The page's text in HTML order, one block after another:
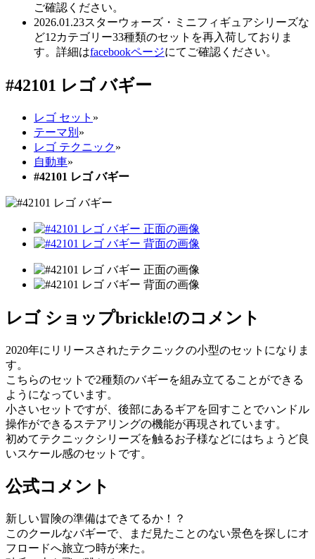
ご確認ください。
2026.01.23スターウォーズ・ミニフィギュアシリーズな
ど12カテゴリー33種類のセットを再入荷しておりま
す。詳細はfacebookページにてご確認ください。
#42101 レゴ バギー
レゴ セット »
テーマ別 »
レゴ テクニック»
自動車»
#42101 レゴ バギー
レゴ ショップbrickle!のコメント
2020年にリリースされたテクニックの小型のセットになりま
す。
こちらのセットで2種類のバギーを組み立てることができる
ようになっています。
小さいセットですが、後部にあるギアを回すことでハンドル
操作ができるステアリングの機能が再現されています。
初めてテクニックシリーズを触るお子様などにはちょうど良
いスケール感のセットです。
公式コメント
新しい冒険の準備はできてるか！？
このクールなバギーで、まだ見たことのない景色を探しにオ
フロードへ旅立つ時が来た。